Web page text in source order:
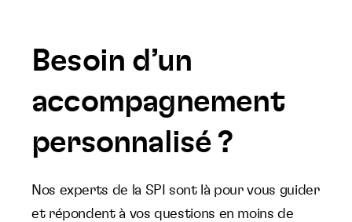
Besoin d’un
accompagnement
personnalisé ?
Nos experts de la SPI sont là pour vous guider
et répondent à vos questions en moins de